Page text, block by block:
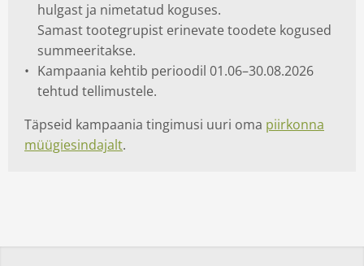
hulgast ja nimetatud koguses.
Samast tootegrupist erinevate toodete kogused
summeeritakse.
Kampaania kehtib perioodil 01.06–30.08.2026
tehtud tellimustele.
Täpseid kampaania tingimusi uuri oma piirkonna
müügiesindajalt.